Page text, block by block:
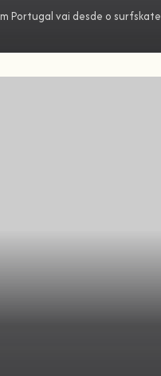
Portugal vai desde o surfskate